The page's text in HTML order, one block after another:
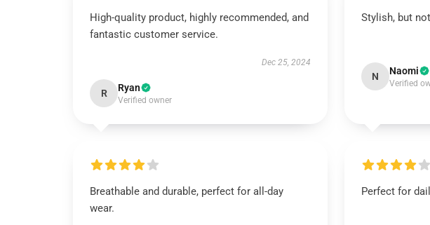
High-quality product, highly recommended, and
fantastic customer service.
Dec 25, 2024
R Ryan
Verified owner
Stylish, but
N Naomi
Verified
Breathable and durable, perfect for all-day
wear.
Perfect for